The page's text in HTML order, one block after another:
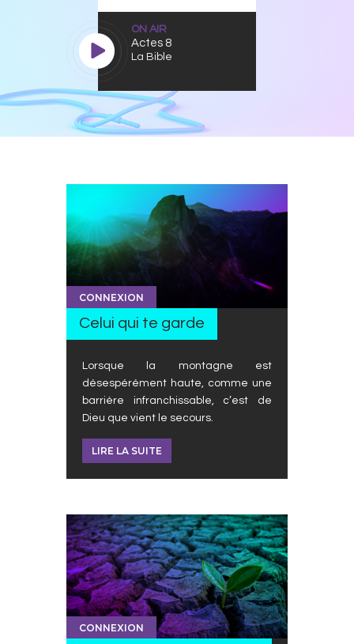
ON AIR
Actes 8
La Bible
CONNEXION
Celui qui te garde
Lorsque la montagne est
désespérément haute, comme une
barrière infranchissable, c’est de
Dieu que vient le secours.
LIRE LA SUITE
CONNEXION